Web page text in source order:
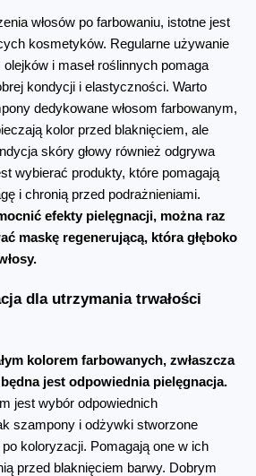
włosów po farbowaniu, istotne jest
kosmetyków. Regularne używanie
i maseł roślinnych pomaga
kondycji i elastyczności. Warto
dedykowane włosom farbowanym,
kolor przed blaknięciem, ale
skóry głowy również odgrywa
wybierać produkty, które pomagają
efekty pielęgnacji, można raz
maskę regenerującą, która głęboko
dla utrzymania trwałości
kolorem farbowanych, zwłaszcza
jest odpowiednia pielęgnacja.
jest wybór odpowiednich
szampony i odżywki stworzone
po koloryzacji. Pomagają one w ich
przed blaknięciem barwy. Dobrym